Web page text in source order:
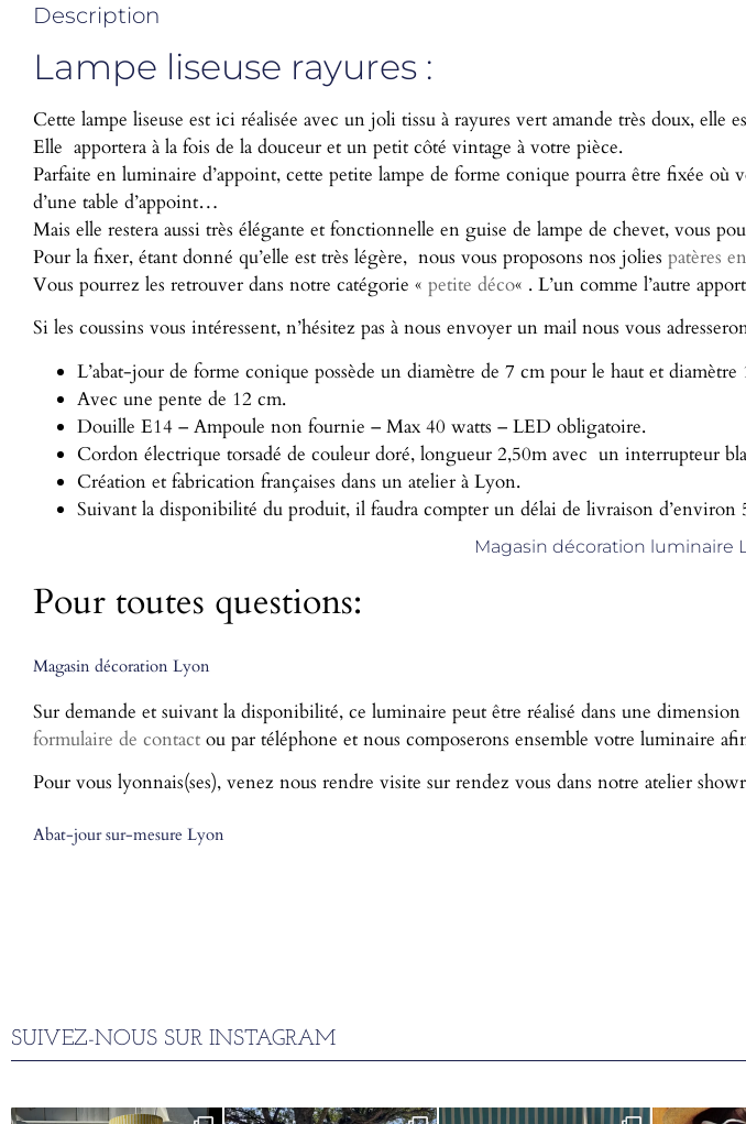
Description
Lampe liseuse rayures :
Cette lampe liseuse est ici réalisée avec un joli tissu à rayures vert amande très doux, elle
Elle apportera à la fois de la douceur et un petit côté vintage à votre pièce.
Parfaite en luminaire d’appoint, cette petite lampe de forme conique pourra être fixée où
d’une table d’appoint…
Mais elle restera aussi très élégante et fonctionnelle en guise de lampe de chevet, vous
Pour la fixer, étant donné qu’elle est très légère, nous vous proposons nos jolies patères
Vous pourrez les retrouver dans notre catégorie « petite déco« . L’un comme l’autre
Si les coussins vous intéressent, n’hésitez pas à nous envoyer un mail nous vous
L’abat-jour de forme conique possède un diamètre de 7 cm pour le haut et diamètre
Avec une pente de 12 cm.
Douille E14 – Ampoule non fournie – Max 40 watts – LED obligatoire.
Cordon électrique torsadé de couleur doré, longueur 2,50m avec un interrupteur
Création et fabrication françaises dans un atelier à Lyon.
Suivant la disponibilité du produit, il faudra compter un délai de livraison d’environ
Magasin décoration luminaire
Pour toutes questions:
Magasin décoration Lyon
Sur demande et suivant la disponibilité, ce luminaire peut être réalisé dans une
formulaire de contact ou par téléphone et nous composerons ensemble votre luminaire
Pour vous lyonnais(ses), venez nous rendre visite sur rendez vous dans notre atelier
Abat-jour sur-mesure Lyon
SUIVEZ-NOUS SUR INSTAGRAM